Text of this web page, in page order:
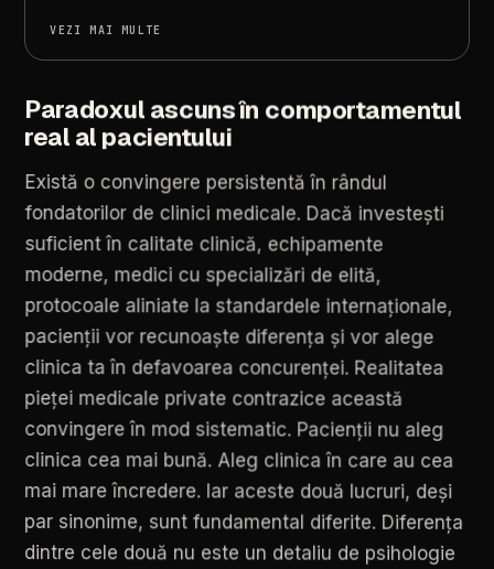
VEZI MAI MULTE
Paradoxul ascunsîn comportamentul
real al pacientului
Există o convingere persistentă în rândul
fondatorilor de clinici medicale. Dacă investești
suficient în calitate clinică, echipamente
moderne, medici cu specializări de elită,
protocoale aliniate la standardele internaționale,
pacienții vor recunoaște diferența și vor alege
clinica ta în defavoarea concurenței. Realitatea
pieței medicale private contrazice această
convingere în mod sistematic. Pacienții nu aleg
clinica cea mai bună. Aleg clinica în care au cea
mai mare încredere. Iar aceste două lucruri, deși
par sinonime, sunt fundamental diferite. Diferența
dintre cele două nu este un detaliu de psihologie